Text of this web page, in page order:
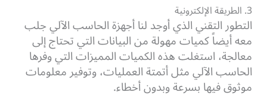
3. الطريقة الإلكترونية
التطور التقني الذي أوجد لنا أجهزة الحاسب الآلي جلب
معه أيضاً كميات مهولة من البيانات التي تحتاج إلى
معالجة، استغلت هذه الكميات المميزات التي وفرها
الحاسب الآلي مثل أتمتة العمليات، وتوفير معلومات
موثوق فيها بسرعة وبدون أخطاء.